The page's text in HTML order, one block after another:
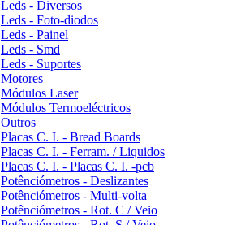
Leds - Diversos
Leds - Foto-diodos
Leds - Painel
Leds - Smd
Leds - Suportes
Motores
Módulos Laser
Módulos Termoeléctricos
Outros
Placas C. I. - Bread Boards
Placas C. I. - Ferram. / Liquidos
Placas C. I. - Placas C. I. -pcb
Potênciómetros - Deslizantes
Potênciómetros - Multi-volta
Potênciómetros - Rot. C / Veio